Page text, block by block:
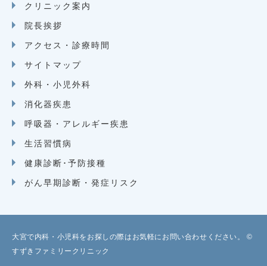
クリニック案内
院長挨拶
アクセス・診療時間
サイトマップ
外科・小児外科
消化器疾患
呼吸器・アレルギー疾患
生活習慣病
健康診断･予防接種
がん早期診断・発症リスク
大宮で内科・小児科をお探しの際はお気軽にお問い合わせください。 ©
すずきファミリークリニック